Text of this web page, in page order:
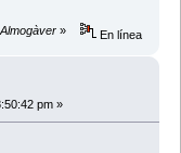
» En línea
pm »